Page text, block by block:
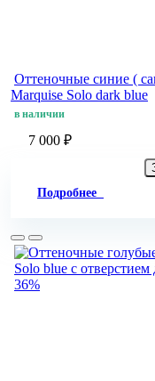
Оттеночные синие (
Marquise Solo dark blue
в наличии
7 000 ₽
Подробнее
36%